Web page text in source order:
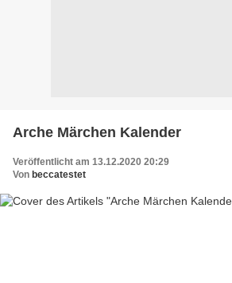
Arche Märchen Kalender
Veröffentlicht am 13.12.2020 20:29
Von beccatestet